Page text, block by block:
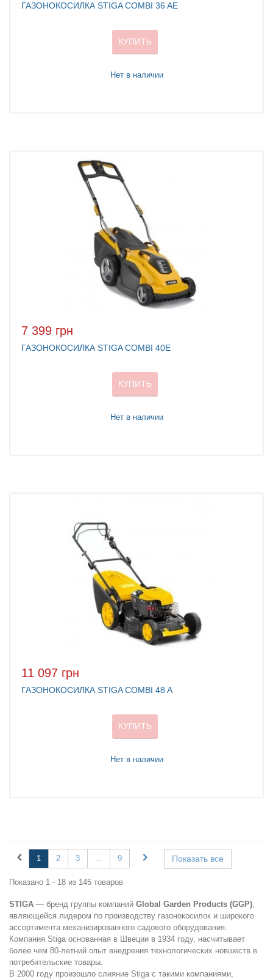
ГАЗОНОКОСИЛКА STIGA COMBI 36 AE
КУПИТЬ
Нет в наличии
7 399 грн
ГАЗОНОКОСИЛКА STIGA COMBI 40E
КУПИТЬ
Нет в наличии
11 097 грн
ГАЗОНОКОСИЛКА STIGA COMBI 48 A
КУПИТЬ
Нет в наличии
Показать все
1 2 3 ... 9
Показано 1 - 18 из 145 товаров
STIGA — бренд группы компаний Global Garden Products (GGP),
являющейся лидером по производству газонокосилок и широкого
ассортимента механизированного садового оборудования.
Компания Stiga основанная в Швеции в 1934 году, насчитывает
более чем 80-летний опыт внедрения технологических новшеств в
потребительские товары.
В 2000 году произошло слияние Stiga c такими компаниями,